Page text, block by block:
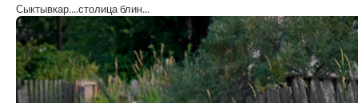
Сыктывкар....столица блин...